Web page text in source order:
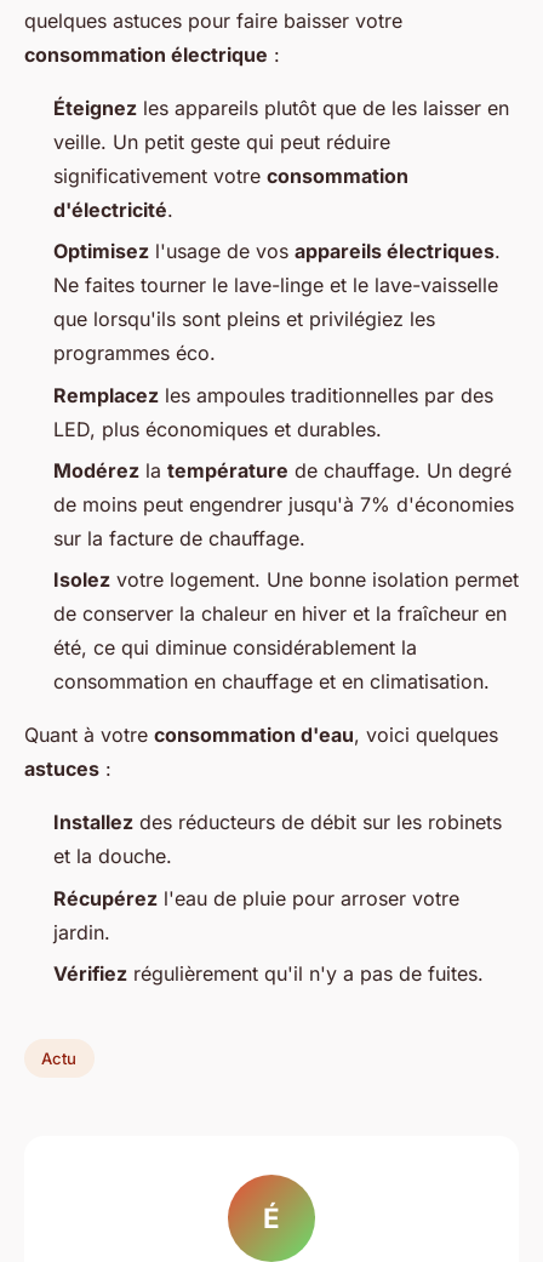
quelques astuces pour faire baisser votre
consommation électrique :
Éteignez les appareils plutôt que de les laisser en
veille. Un petit geste qui peut réduire
significativement votre consommation
d'électricité.
Optimisez l'usage de vos appareils électriques.
Ne faites tourner le lave-linge et le lave-vaisselle
que lorsqu'ils sont pleins et privilégiez les
programmes éco.
Remplacez les ampoules traditionnelles par des
LED, plus économiques et durables.
Modérez la température de chauffage. Un degré
de moins peut engendrer jusqu'à 7% d'économies
sur la facture de chauffage.
Isolez votre logement. Une bonne isolation permet
de conserver la chaleur en hiver et la fraîcheur en
été, ce qui diminue considérablement la
consommation en chauffage et en climatisation.
Quant à votre consommation d'eau, voici quelques
astuces :
Installez des réducteurs de débit sur les robinets
et la douche.
Récupérez l'eau de pluie pour arroser votre
jardin.
Vérifiez régulièrement qu'il n'y a pas de fuites.
Actu
É